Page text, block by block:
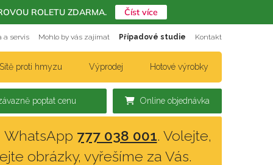
a servis Mohlo by vás zajímat Případové studie Kontakt
proti hmyzu Výprodej Hotové výrobky
Online objednávka
poptat cenu
WhatsApp 777 038 001. Volejte,
obrázky, vyřešíme za Vás.
ROLETU ZDARMA. Číst více